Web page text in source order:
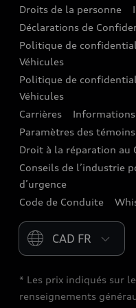
Assistance routière
Audi Care
Centres de carrosserie
Garanties Audi et
Droits de la personne
Déclarations de
Politique de
Véhicules
Politique de
Véhicules
Carrières
Informations
Paramètres des témoins
Droit à la réparation au
Conseils de l’industrie
d’urgence
Code de Conduite
Please select country
* Les prix indiqués sur
renseignements